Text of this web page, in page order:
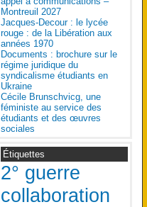
Montreuil 2027
Jacques-Decour : le lycée
rouge : de la Libération aux
années 1970
Documents : brochure sur le
régime juridique du
syndicalisme étudiants en
Ukraine
Cécile Brunschvicg, une
féministe au service des
étudiants et des œuvres
sociales
Étiquettes
2° guerre
collaboration